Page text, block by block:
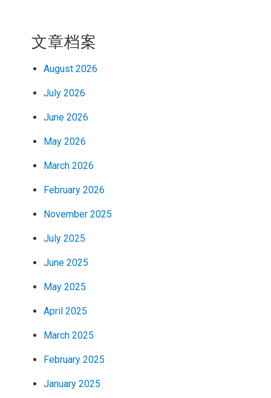
文章档案
August 2026
July 2026
June 2026
May 2026
March 2026
February 2026
November 2025
July 2025
June 2025
May 2025
April 2025
March 2025
February 2025
January 2025